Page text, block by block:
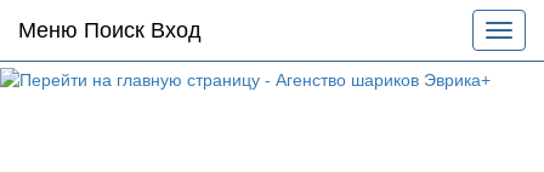
Основное
меню
по
Меню Поиск Вход
меню